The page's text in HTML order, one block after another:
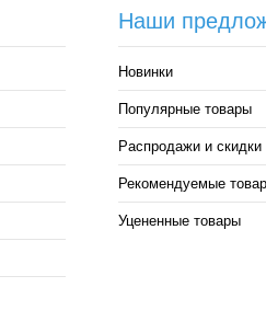
Наши
Новинки
Популярные товары
Распродажи и скидки
Рекомендуемые
Уцененные товары